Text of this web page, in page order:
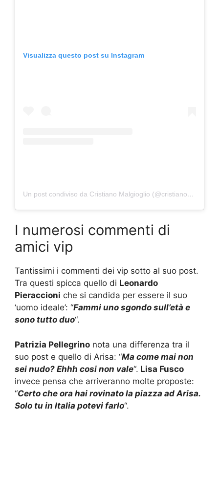
Visualizza questo post su Instagram
Un post condiviso da Cristiano Malgioglio (@cristianomalgioglioreal)
I numerosi commenti di
amici vip
Tantissimi i commenti dei vip sotto al suo post.
Tra questi spicca quello di Leonardo
Pieraccioni che si candida per essere il suo
‘uomo ideale’: “Fammi uno sgondo sull’età e
sono tutto duo“.
Patrizia Pellegrino nota una differenza tra il
suo post e quello di Arisa: “Ma come mai non
sei nudo? Ehhh cosi non vale“. Lisa Fusco
invece pensa che arriveranno molte proposte:
“Certo che ora hai rovinato la piazza ad Arisa.
Solo tu in Italia potevi farlo“.